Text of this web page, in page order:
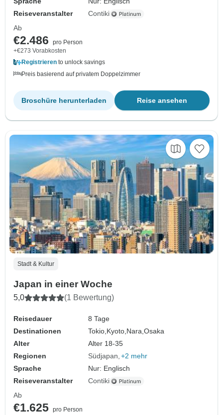
Reiseveranstalter
Contiki
Ab
€2.486
pro Person
+€273 Vorabkosten
Registrieren to unlock savings
Preis basierend auf privatem Doppelzimmer
Reise ansehen
Broschüre herunterladen
Stadt & Kultur
Japan in einer Woche
5,0 (1 Bewertung)
Reisedauer
8 Tage
Destinationen
Tokio,Kyoto,Nara,Osaka
Alter
Alter 18-35
Regionen
Südjapan +2 mehr
Sprache
Nur: Englisch
Reiseveranstalter
Contiki
Ab
€1.625 pro Person